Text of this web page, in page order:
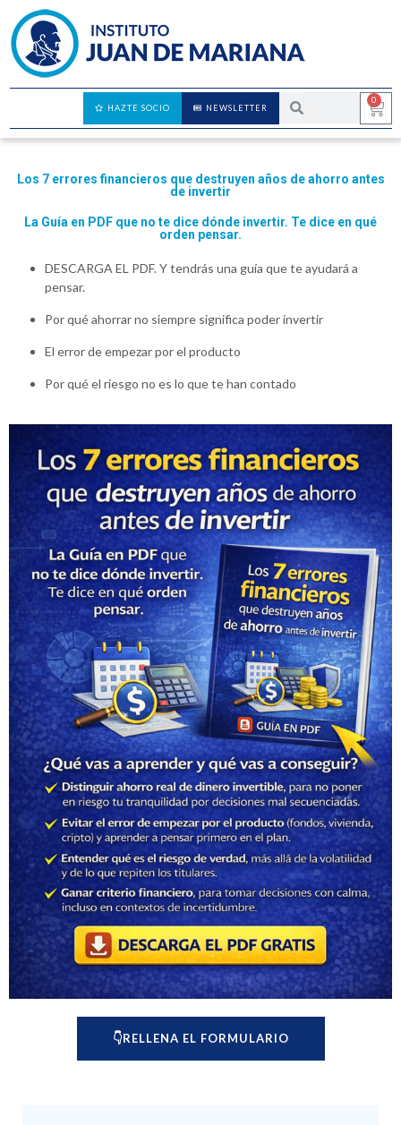
0
NEWSLETTER
HAZTE SOCIO
Los 7 errores financieros que comete casi todo el mundo antes de invertir
Los 7 errores financieros que destruyen años de ahorro antes
de invertir
La Guía en PDF que no te dice dónde invertir. Te dice en qué
orden pensar.
DESCARGA EL PDF. Y tendrás una guía que te ayudará a
pensar.
Por qué ahorrar no siempre significa poder invertir
El error de empezar por el producto
Por qué el riesgo no es lo que te han contado
👇RELLENA EL FORMULARIO